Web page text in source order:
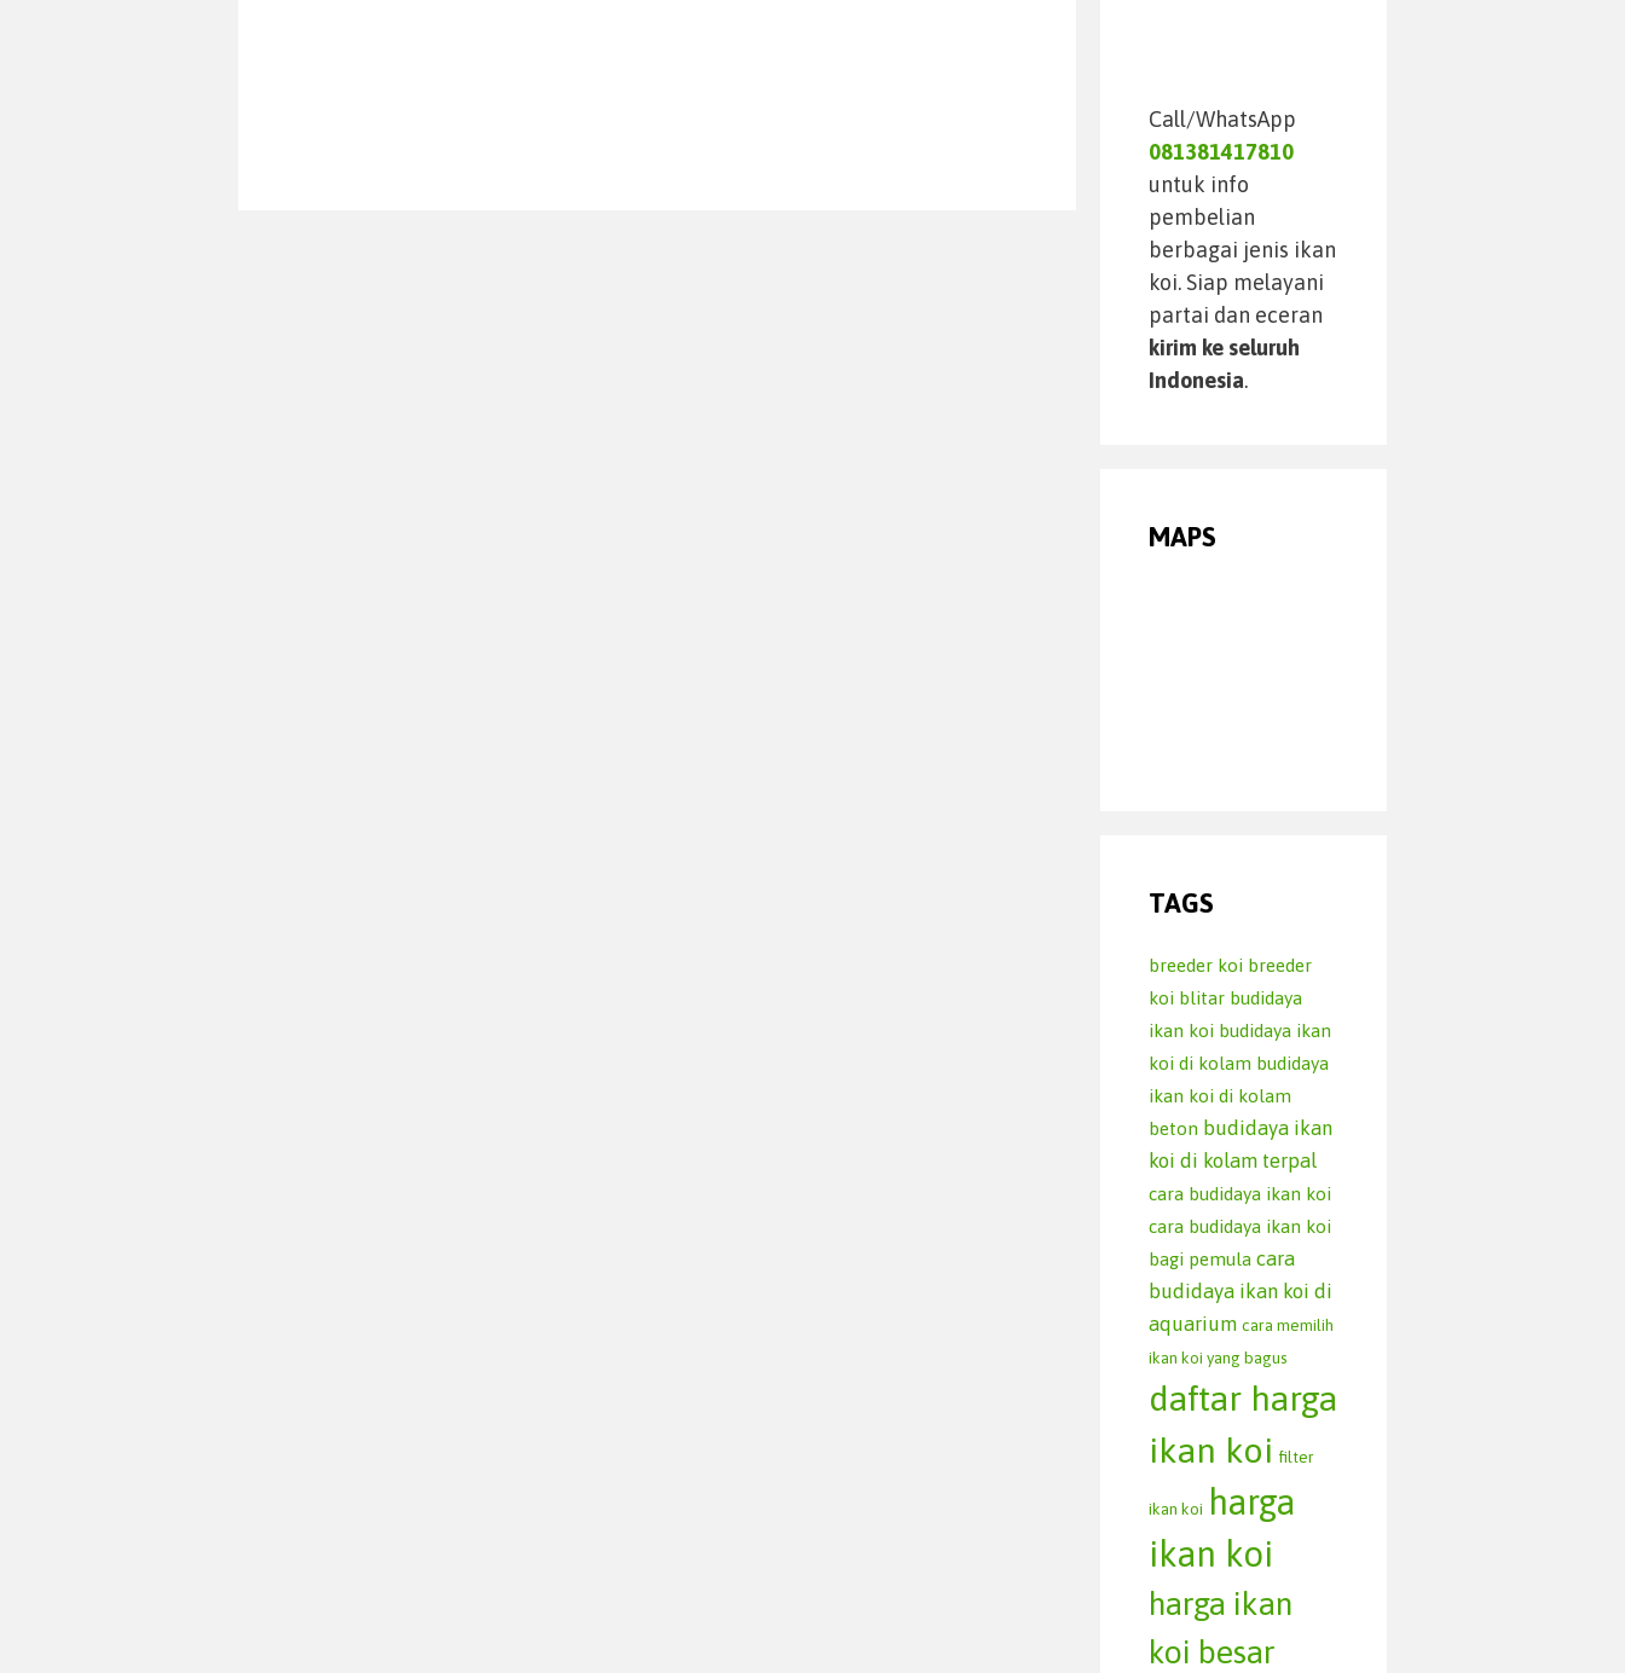
Call/WhatsApp
081381417810
untuk info
pembelian
berbagai jenis ikan
koi. Siap melayani
partai dan eceran
kirim ke seluruh
Indonesia.
MAPS
TAGS
breeder koi breeder
koi blitar budidaya
ikan koi budidaya ikan
koi di kolam budidaya
ikan koi di kolam
beton budidaya ikan
koi di kolam terpal
cara budidaya ikan koi
cara budidaya ikan koi
bagi pemula cara
budidaya ikan koi di
aquarium cara memilih
ikan koi yang bagus
daftar harga
ikan koi filter
ikan koi
harga
ikan koi
harga ikan
koi besar